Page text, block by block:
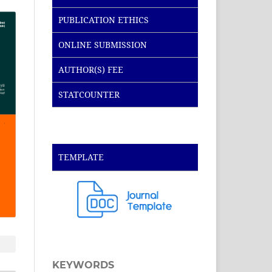
PUBLICATION ETHICS
ONLINE SUBMISSION
AUTHOR(S) FEE
STATCOUNTER
TEMPLATE
KEYWORDS